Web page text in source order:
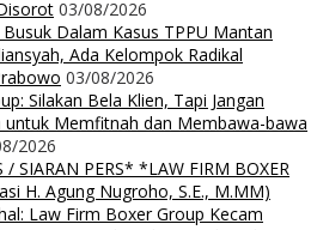
03/08/2026
Dalam Kasus TPPU Mantan
Ada Kelompok Radikal
03/08/2026
Silakan Bela Klien, Tapi Jangan
untuk Memfitnah dan Membawa-bawa
2026
/ SIARAN PERS* *LAW FIRM BOXER
H. Agung Nugroho, S.E., M.MM)
Law Firm Boxer Group Kecam